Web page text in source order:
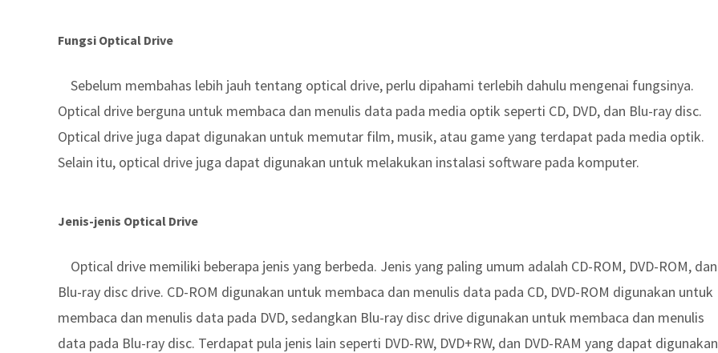
Fungsi Optical Drive
Sebelum membahas lebih jauh tentang optical drive, perlu dipahami terlebih dahulu mengenai fungsinya.
Optical drive berguna untuk membaca dan menulis data pada media optik seperti CD, DVD, dan Blu-ray disc.
Optical drive juga dapat digunakan untuk memutar film, musik, atau game yang terdapat pada media optik.
Selain itu, optical drive juga dapat digunakan untuk melakukan instalasi software pada komputer.
Jenis-jenis Optical Drive
Optical drive memiliki beberapa jenis yang berbeda. Jenis yang paling umum adalah CD-ROM, DVD-ROM, dan
Blu-ray disc drive. CD-ROM digunakan untuk membaca dan menulis data pada CD, DVD-ROM digunakan untuk
membaca dan menulis data pada DVD, sedangkan Blu-ray disc drive digunakan untuk membaca dan menulis
data pada Blu-ray disc. Terdapat pula jenis lain seperti DVD-RW, DVD+RW, dan DVD-RAM yang dapat digunakan